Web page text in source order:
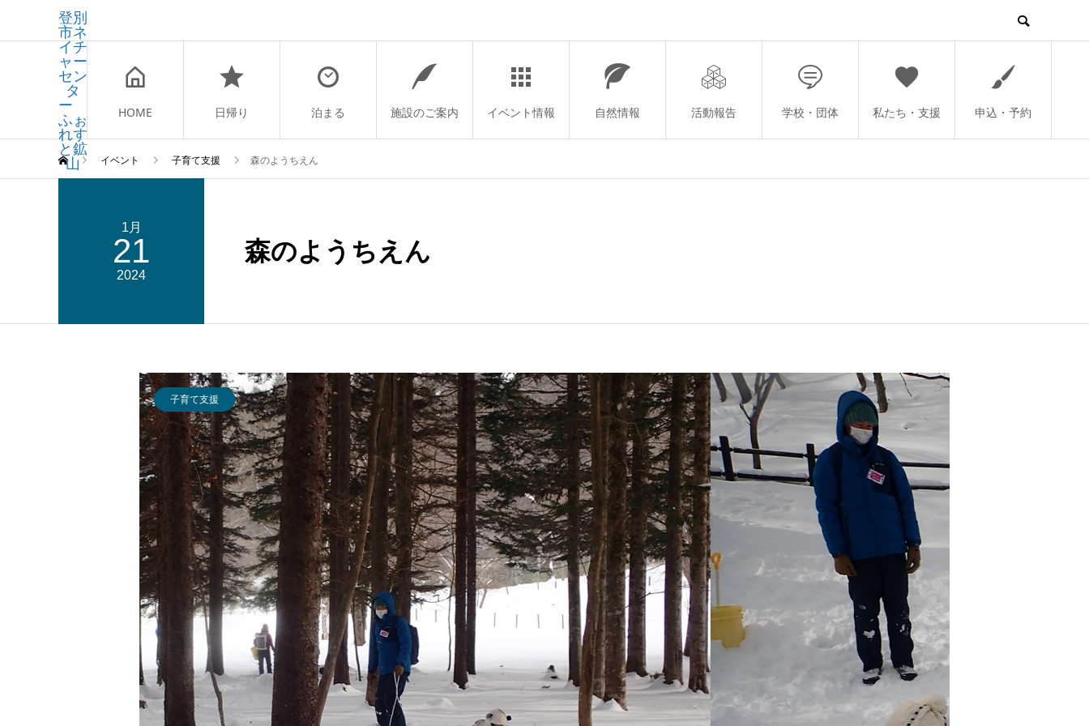
登別
市ネ
イチ
ャー
セン
タ
ー
ふぉ
れす
と鉱
山
HOME 日帰り 泊まる 施設のご案内 イベント情報 自然情報 活動報告 学校・団体 私たち・支援 申込・予約
イベント 子育て支援 森のようちえん
1月
21
2024
森のようちえん
子育て支援